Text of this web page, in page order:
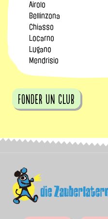
Airolo
Bellinzona
Chiasso
Locarno
Lugano
Mendrisio
fonder un club